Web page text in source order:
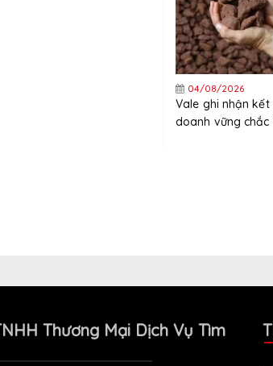
04/08/2026
Vale ghi nhận kết
doanh vững
Thương Mại Dịch Vụ Tìm